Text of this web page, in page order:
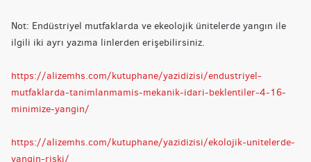
Not: Endüstriyel mutfaklarda ve ekeolojik ünitelerde yangın ile
ilgili iki ayrı yazıma linlerden erişebilirsiniz.
https://alizemhs.com/kutuphane/yazidizisi/endustriyel-
mutfaklarda-tanimlanmamis-mekanik-idari-beklentiler-4-16-
minimize-yangin/
https://alizemhs.com/kutuphane/yazidizisi/ekolojik-unitelerde-
yangin-riski/